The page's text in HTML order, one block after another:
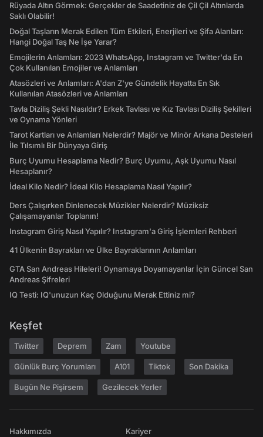
Rüyada Altın Görmek: Gerçekler de Saadetiniz de Çil Çil Altınlarda
Saklı Olabilir!
Doğal Taşların Merak Edilen Tüm Etkileri, Enerjileri ve Şifa Alanları:
Hangi Doğal Taş Ne İşe Yarar?
Emojilerin Anlamları: 2023 WhatsApp, Instagram ve Twitter'da En
Çok Kullanılan Emojiler ve Anlamları
Atasözleri ve Anlamları: A'dan Z'ye Gündelik Hayatta En Sık
Kullanılan Atasözleri ve Anlamları
Tavla Diziliş Şekli Nasıldır? Erkek Tavlası ve Kız Tavlası Diziliş Şekilleri
ve Oynama Yönleri
Tarot Kartları ve Anlamları Nelerdir? Majör ve Minör Arkana Desteleri
İle Tılsımlı Bir Dünyaya Giriş
Burç Uyumu Hesaplama Nedir? Burç Uyumu, Aşk Uyumu Nasıl
Hesaplanır?
İdeal Kilo Nedir? İdeal Kilo Hesaplama Nasıl Yapılır?
Ders Çalışırken Dinlenecek Müzikler Nelerdir? Müziksiz
Çalışamayanlar Toplanın!
Instagram Giriş Nasıl Yapılır? Instagram'a Giriş İşlemleri Rehberi
41 Ülkenin Bayrakları ve Ülke Bayraklarının Anlamları
GTA San Andreas Hileleri! Oynamaya Doyamayanlar İçin Güncel San
Andreas Şifreleri
IQ Testi: IQ'unuzun Kaç Olduğunu Merak Ettiniz mi?
Keşfet
Twitter Deprem Zam Youtube
Günlük Burç Yorumları A101 Tiktok Son Dakika
Bugün Ne Pişirsem Gezilecek Yerler
Hakkımızda
Kariyer